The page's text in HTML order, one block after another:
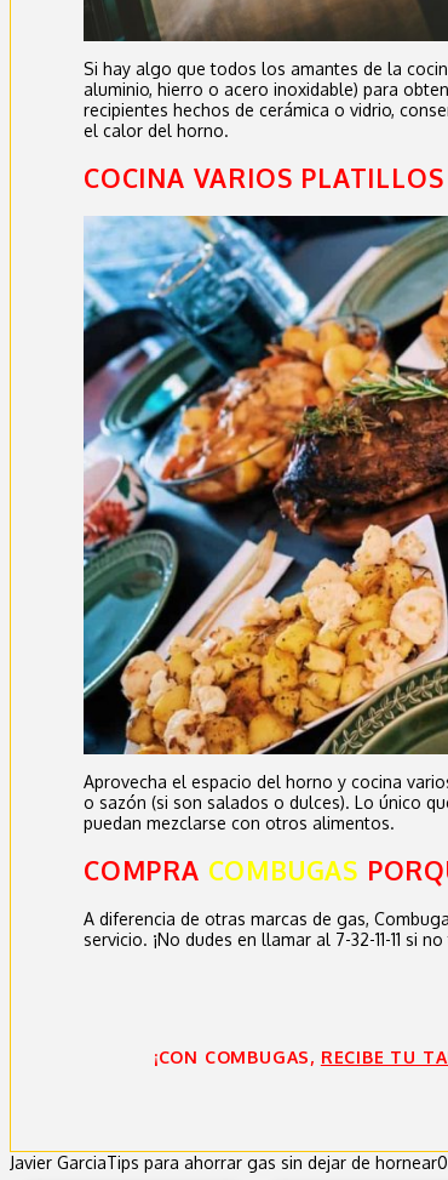
Si hay algo que todos los amantes de la
aluminio, hierro o acero inoxidable) para
recipientes hechos de cerámica o vidrio,
el calor del horno.
COCINA VARIOS
Aprovecha el espacio del horno y cocina
o sazón (si son salados o dulces). Lo único
puedan mezclarse con otros alimentos.
COMPRA COMBUGAS
A diferencia de otras marcas de gas,
servicio. ¡No dudes en llamar al 7-32-11-11 si
¡CON COMBUGAS, RECIBE TU
Javier GarciaTips para ahorrar gas sin dejar de hornear